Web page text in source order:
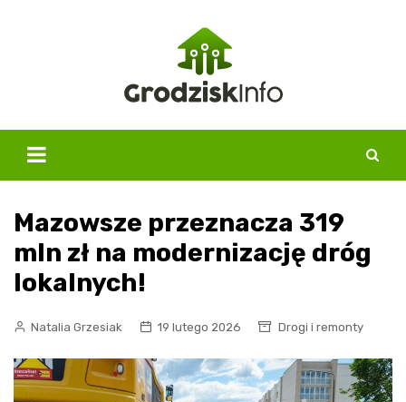
Mazowsze przeznacza 319
mln zł na modernizację dróg
lokalnych!
Natalia Grzesiak 19 lutego 2026 Drogi i remonty